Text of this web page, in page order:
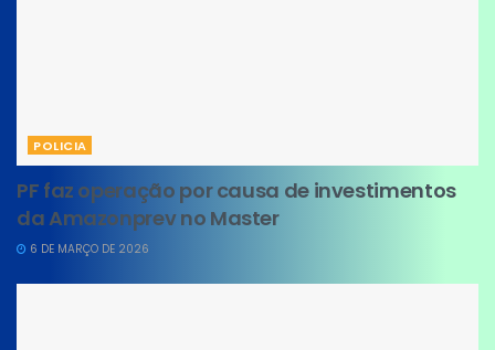
POLICIA
PF faz operação por causa de investimentos
da Amazonprev no Master
6 DE MARÇO DE 2026